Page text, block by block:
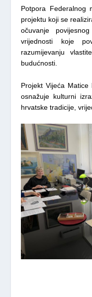
Potpora Federalnog
projektu koji se
očuvanje
vrijednosti koje
razumijevanju
budućnosti.
Projekt Vijeća
osnažuje kulturni
hrvatske tradicije,